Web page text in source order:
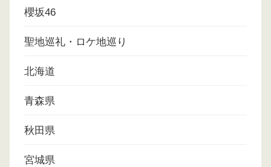
櫻坂46
聖地巡礼・ロケ地巡り
北海道
青森県
秋田県
宮城県